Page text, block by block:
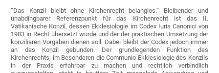
“Das Konzil bleibt ohne Kirchenrecht belanglos.“ Bleibender und
unabdingbarer Referenzpunkt für das Kirchenrecht ist das II.
Vatikanische Konzil, dessen Ekklesiologie im Codex Iuris Canonici von
1983 in Recht übersetzt wurde und der der praktischen Umsetzung der
konziliaren Vorgaben dienen soll. Dabei bleibt der Codex jedoch immer
an das Konzil gebunden. Der grundlegenden Funktion des
Kirchenrechts, im Besonderen die Communio-Ekklesiologie des Konzils
in der Praxis erfahrbar zu machen und rechtlich verbindlich